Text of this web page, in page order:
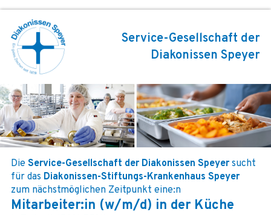
Service-Gesellschaft der
Diakonissen Speyer
Die Service-Gesellschaft der Diakonissen Speyersucht
für das Diakonissen-Stiftungs-Krankenhaus Speyer
zum nächstmöglichen Zeitpunkt eine:n
Mitarbeiter:in (w/m/d) in der Küche